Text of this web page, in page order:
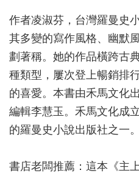
作者凌淑芬，台灣羅曼史
其多變的寫作風格、幽默
劃著稱。她的作品橫跨古
種類型，屢次登上暢銷排
的喜愛。本書由禾馬文化
編輯李慧玉。禾馬文化成
的羅曼史小說出版社之一
書店老闆推薦：這本《主